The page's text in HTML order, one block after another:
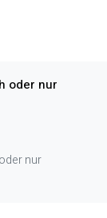
oder nur
nur